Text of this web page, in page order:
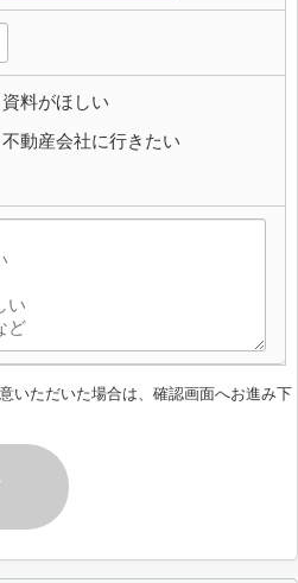
資料がほしい
不動産会社に行きたい
いただいた場合は、確認画面へお進み下